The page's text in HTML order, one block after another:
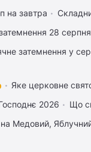
на завтра
28 серпня
затемнення у
Яке церковне
2026
Що
Медовий, Яблучний